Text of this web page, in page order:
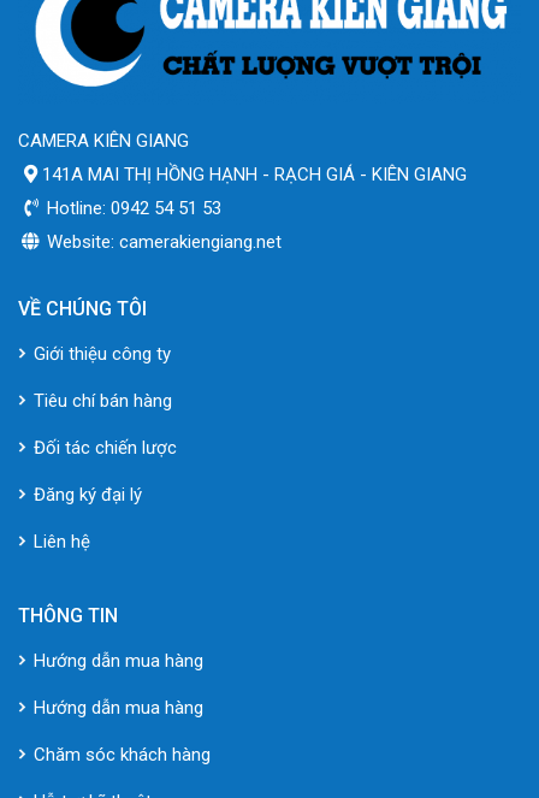
CAMERA KIÊN GIANG
141A MAI THỊ HỒNG HẠNH - RẠCH GIÁ - KIÊN GIANG
Hotline: 0942 54 51 53
Website: camerakiengiang.net
VỀ CHÚNG TÔI
Giới thiệu công ty
Tiêu chí bán hàng
Đối tác chiến lược
Đăng ký đại lý
Liên hệ
THÔNG TIN
Hướng dẫn mua hàng
Hướng dẫn mua hàng
Chăm sóc khách hàng